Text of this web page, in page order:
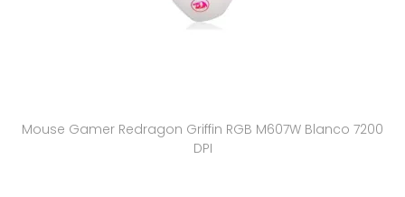
Mouse Gamer Redragon Griffin RGB M607W Blanco 7200
DPI